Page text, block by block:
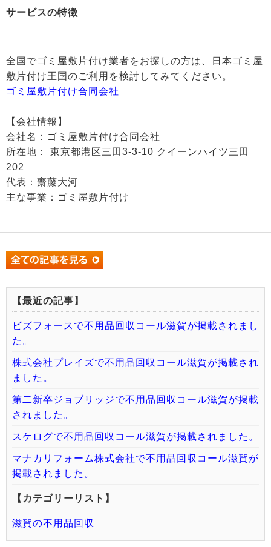
サービスの特徴
全国でゴミ屋敷片付け業者をお探しの方は、日本ゴミ屋
敷片付け王国のご利用を検討してみてください。
ゴミ屋敷片付け合同会社
【会社情報】
会社名：ゴミ屋敷片付け合同会社
所在地： 東京都港区三田3-3-10 クイーンハイツ三田
202
代表：齋藤大河
主な事業：ゴミ屋敷片付け
【最近の記事】
ビズフォースで不用品回収コール滋賀が掲載されまし
た。
株式会社プレイズで不用品回収コール滋賀が掲載され
ました。
第二新卒ジョブリッジで不用品回収コール滋賀が掲載
されました。
スケログで不用品回収コール滋賀が掲載されました。
マナカリフォーム株式会社で不用品回収コール滋賀が
掲載されました。
【カテゴリーリスト】
滋賀の不用品回収